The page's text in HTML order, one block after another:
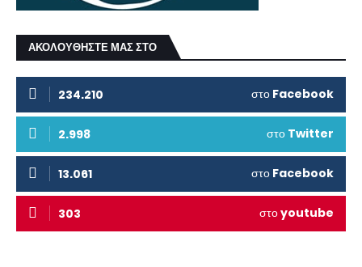
ΑΚΟΛΟΥΘΗΣΤΕ ΜΑΣ ΣΤΟ
234.210 στο Facebook
2.998 στο Twitter
13.061 στο Facebook
303 στοyoutube